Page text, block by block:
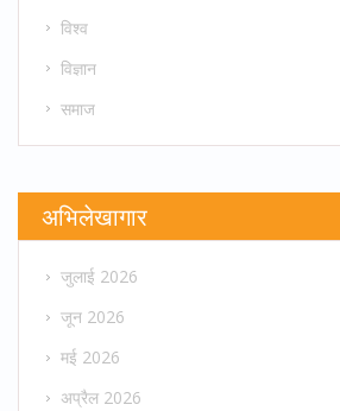
विश्व
विज्ञान
समाज
अभिलेखागार
जुलाई 2026
जून 2026
मई 2026
अप्रैल 2026